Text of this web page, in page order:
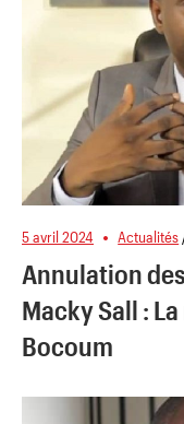
5 avril 2024 Actualités
Annulation
Macky Sall :
Bocoum